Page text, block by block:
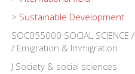
> Sustainable Development
SOC055000 SOCIAL
/ Emigration & Immigration
J Society & social sciences